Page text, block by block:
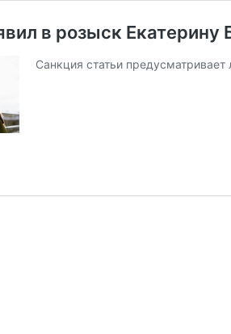
в розыск Екатерину
Санкция статьи